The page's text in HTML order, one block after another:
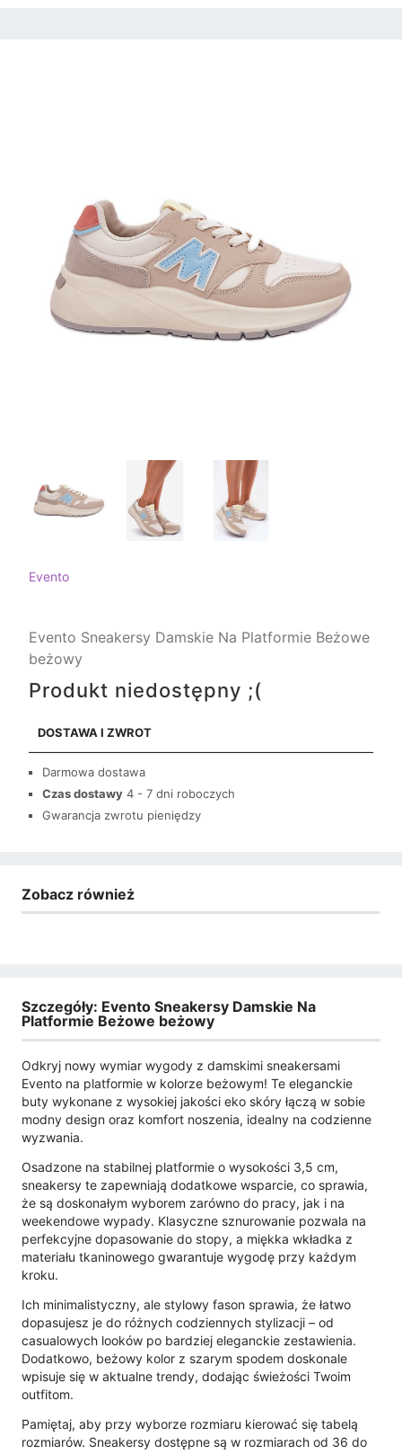
Evento
Evento Sneakersy Damskie Na Platformie Beżowe
beżowy
Produkt niedostępny ;(
DOSTAWA I ZWROT
Darmowa dostawa
Czas dostawy 4 - 7 dni roboczych
Gwarancja zwrotu pieniędzy
Zobacz również
Szczegóły: Evento Sneakersy Damskie Na
Platformie Beżowe beżowy
Odkryj nowy wymiar wygody z damskimi sneakersami
Evento na platformie w kolorze beżowym! Te eleganckie
buty wykonane z wysokiej jakości eko skóry łączą w sobie
modny design oraz komfort noszenia, idealny na codzienne
wyzwania.
Osadzone na stabilnej platformie o wysokości 3,5 cm,
sneakersy te zapewniają dodatkowe wsparcie, co sprawia,
że są doskonałym wyborem zarówno do pracy, jak i na
weekendowe wypady. Klasyczne sznurowanie pozwala na
perfekcyjne dopasowanie do stopy, a miękka wkładka z
materiału tkaninowego gwarantuje wygodę przy każdym
kroku.
Ich minimalistyczny, ale stylowy fason sprawia, że łatwo
dopasujesz je do różnych codziennych stylizacji – od
casualowych looków po bardziej eleganckie zestawienia.
Dodatkowo, beżowy kolor z szarym spodem doskonale
wpisuje się w aktualne trendy, dodając świeżości Twoim
outfitom.
Pamiętaj, aby przy wyborze rozmiaru kierować się tabelą
rozmiarów. Sneakersy dostępne są w rozmiarach od 36 do